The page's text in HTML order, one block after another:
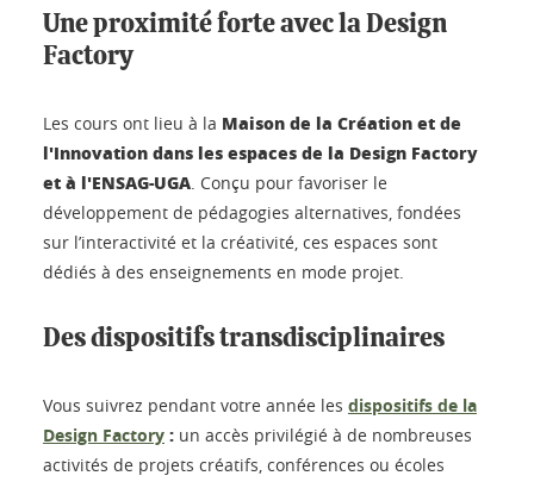
Une proximité forte avec la Design
Factory
Les cours ont lieu à la Maison de la Création et de
l'Innovation dans les espaces de la Design Factory
et à l'ENSAG-UGA. Conçu pour favoriser le
développement de pédagogies alternatives, fondées
sur l’interactivité et la créativité, ces espaces sont
dédiés à des enseignements en mode projet.
Des dispositifs transdisciplinaires
Vous suivrez pendant votre année les dispositifs de la
Design Factory : un accès privilégié à de nombreuses
activités de projets créatifs, conférences ou écoles